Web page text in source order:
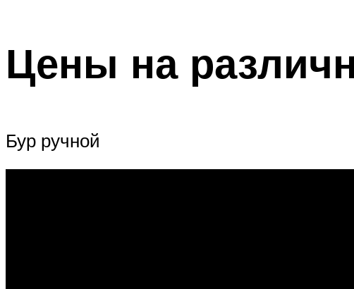
Цены на
Бур ручной